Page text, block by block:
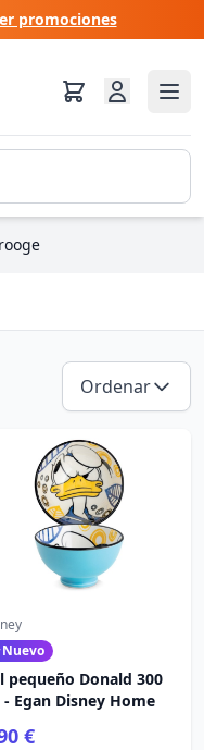
promociones
Ordenar
Nuevo
pequeño Donald 300
Egan Disney Home
€